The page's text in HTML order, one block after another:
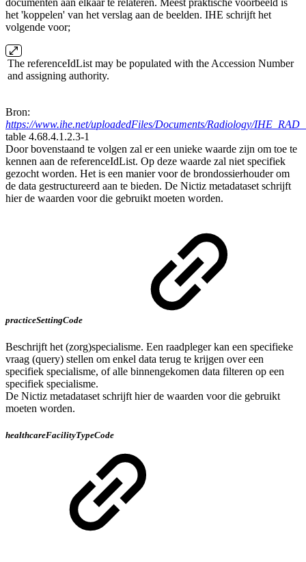
documenten aan elkaar te relateren. Meest praktische voorbeeld is
het 'koppelen' van het verslag aan de beelden. IHE schrijft het
volgende voor;
The referenceIdList may be populated with the Accession Number
and assigning authority.
Bron:
https://www.ihe.net/uploadedFiles/Documents/Radiology/
table 4.68.4.1.2.3-1
Door bovenstaand te volgen zal er een unieke waarde zijn om toe te
kennen aan de referenceIdList. Op deze waarde zal niet specifiek
gezocht worden. Het is een manier voor de brondossierhouder om
de data gestructureerd aan te bieden. De Nictiz metadataset schrijft
hier de waarden voor die gebruikt moeten worden.
practiceSettingCode
Beschrijft het (zorg)specialisme. Een raadpleger kan een specifieke
vraag (query) stellen om enkel data terug te krijgen over een
specifiek specialisme, of alle binnengekomen data filteren op een
specifiek specialisme.
De Nictiz metadataset schrijft hier de waarden voor die gebruikt
moeten worden.
healthcareFacilityTypeCode